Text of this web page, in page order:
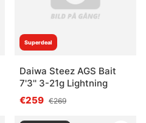
Superdeal
Daiwa Steez AGS Bait
7'3'' 3-21g Lightning
€259 €269